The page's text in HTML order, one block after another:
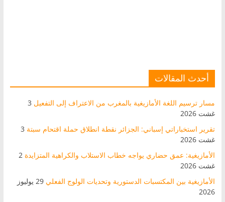
أحدث المقالات
مسار ترسيم اللغة الأمازيغية بالمغرب من الاعتراف إلى التفعيل 3
غشت 2026
تقرير استخباراتي إسباني: الجزائر نقطة انطلاق حملة اقتحام سبتة 3
غشت 2026
الأمازيغية: عمق حضاري يواجه خطاب الاستلاب والكراهية المتزايدة 2
غشت 2026
الأمازيغية بين المكتسبات الدستورية وتحديات الولوج الفعلي
29 يوليوز
2026